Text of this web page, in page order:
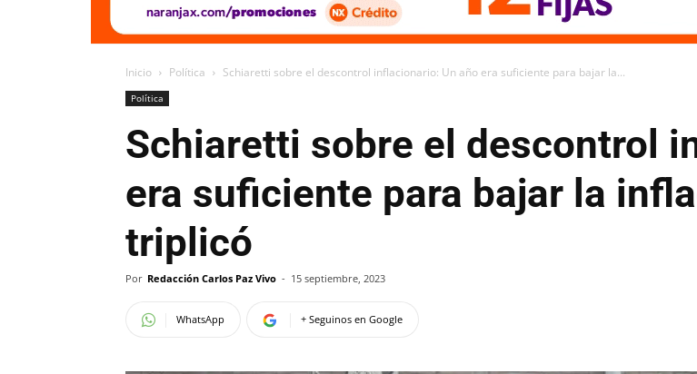
Inicio Política Schiaretti sobre el descontrol inflacionario: Un año era suficiente para bajar la...
Política
Schiaretti sobre el descontrol
era suficiente para bajar la
triplicó
Por Redacción Carlos Paz Vivo - 15 septiembre, 2023
WhatsApp + Seguinos en Google